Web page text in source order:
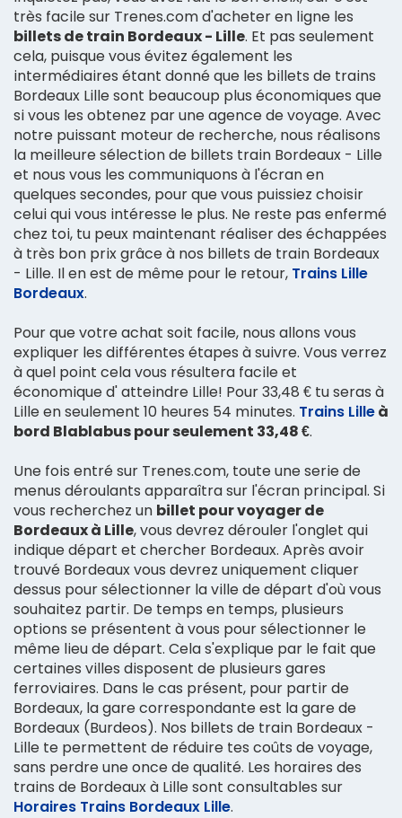
très facile sur Trenes.com d'acheter en ligne les
billets de train Bordeaux - Lille. Et pas seulement
cela, puisque vous évitez également les
intermédiaires étant donné que les billets de trains
Bordeaux Lille sont beaucoup plus économiques que
si vous les obtenez par une agence de voyage. Avec
notre puissant moteur de recherche, nous réalisons
la meilleure sélection de billets train Bordeaux - Lille
et nous vous les communiquons à l'écran en
quelques secondes, pour que vous puissiez choisir
celui qui vous intéresse le plus. Ne reste pas enfermé
chez toi, tu peux maintenant réaliser des échappées
à très bon prix grâce à nos billets de train Bordeaux
- Lille. Il en est de même pour le retour, Trains Lille
Bordeaux.
Pour que votre achat soit facile, nous allons vous
expliquer les différentes étapes à suivre. Vous verrez
à quel point cela vous résultera facile et
économique d' atteindre Lille! Pour 33,48 € tu seras à
Lille en seulement 10 heures 54 minutes. Trains Lilleà
bord Blablabus pour seulement 33,48 €.
Une fois entré sur Trenes.com, toute une serie de
menus déroulants apparaîtra sur l'écran principal. Si
vous recherchez un billet pour voyager de
Bordeaux à Lille, vous devrez dérouler l'onglet qui
indique départ et chercher Bordeaux. Après avoir
trouvé Bordeaux vous devrez uniquement cliquer
dessus pour sélectionner la ville de départ d'où vous
souhaitez partir. De temps en temps, plusieurs
options se présentent à vous pour sélectionner le
même lieu de départ. Cela s'explique par le fait que
certaines villes disposent de plusieurs gares
ferroviaires. Dans le cas présent, pour partir de
Bordeaux, la gare correspondante est la gare de
Bordeaux (Burdeos). Nos billets de train Bordeaux -
Lille te permettent de réduire tes coûts de voyage,
sans perdre une once de qualité. Les horaires des
trains de Bordeaux à Lille sont consultables sur
Horaires Trains Bordeaux Lille.